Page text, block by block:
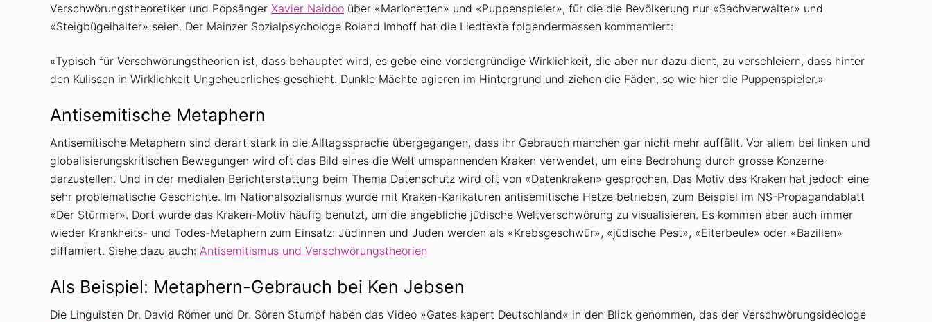
Verschwörungstheoretiker und Popsänger Xavier Naidoo über «Marionetten» und «Puppenspieler», für die die Bevölkerung nur «Sachverwalter» und
«Steigbügelhalter» seien. Der Mainzer Sozialpsychologe Roland Imhoff hat die Liedtexte folgendermassen kommentiert:
«Typisch für Verschwörungstheorien ist, dass behauptet wird, es gebe eine vordergründige Wirklichkeit, die aber nur dazu dient, zu verschleiern, dass hinter
den Kulissen in Wirklichkeit Ungeheuerliches geschieht. Dunkle Mächte agieren im Hintergrund und ziehen die Fäden, so wie hier die Puppenspieler.»
Antisemitische Metaphern
Antisemitische Metaphern sind derart stark in die Alltagssprache übergegangen, dass ihr Gebrauch manchen gar nicht mehr auffällt. Vor allem bei linken und
globalisierungskritischen Bewegungen wird oft das Bild eines die Welt umspannenden Kraken verwendet, um eine Bedrohung durch grosse Konzerne
darzustellen. Und in der medialen Berichterstattung beim Thema Datenschutz wird oft von «Datenkraken» gesprochen. Das Motiv des Kraken hat jedoch eine
sehr problematische Geschichte. Im Nationalsozialismus wurde mit Kraken-Karikaturen antisemitische Hetze betrieben, zum Beispiel im NS-Propagandablatt
«Der Stürmer». Dort wurde das Kraken-Motiv häufig benutzt, um die angebliche jüdische Weltverschwörung zu visualisieren. Es kommen aber auch immer
wieder Krankheits- und Todes-Metaphern zum Einsatz: Jüdinnen und Juden werden als «Krebsgeschwür», «jüdische Pest», «Eiterbeule» oder «Bazillen»
diffamiert. Siehe dazu auch: Antisemitismus und Verschwörungstheorien
Als Beispiel: Metaphern-Gebrauch bei Ken Jebsen
Die Linguisten Dr. David Römer und Dr. Sören Stumpf haben das Video »Gates kapert Deutschland« in den Blick genommen, das der Verschwörungsideologe